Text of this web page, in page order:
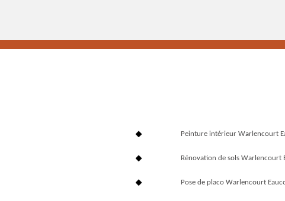
Peinture intérieur Warlencourt
Rénovation de sols Warlencourt
Pose de placo Warlencourt